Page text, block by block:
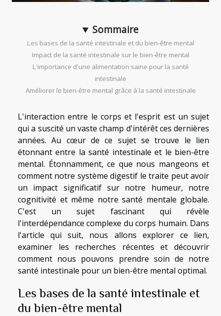
Sommaire
Les bases de la santé intestinale et du bien-être mental
Impact de la santé intestinale sur le bien-être mental
L'importance d'une alimentation saine pour la santé
intestinale
Améliorer le bien-être mental grâce à la santé intestinale
L'interaction entre le corps et l'esprit est un sujet
qui a suscité un vaste champ d'intérêt ces dernières
années. Au cœur de ce sujet se trouve le lien
étonnant entre la santé intestinale et le bien-être
mental. Étonnamment, ce que nous mangeons et
comment notre système digestif le traite peut avoir
un impact significatif sur notre humeur, notre
cognitivité et même notre santé mentale globale.
C'est un sujet fascinant qui révèle
l'interdépendance complexe du corps humain. Dans
l'article qui suit, nous allons explorer ce lien,
examiner les recherches récentes et découvrir
comment nous pouvons prendre soin de notre
santé intestinale pour un bien-être mental optimal.
Les bases de la santé intestinale et
du bien-être mental